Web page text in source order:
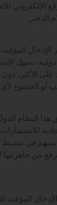
الإلكتروني
الدفتر.
تسهل
على الأكثر،
أو الخضوع
هذا النظام
يسهم في تنشيط
من
المؤقت